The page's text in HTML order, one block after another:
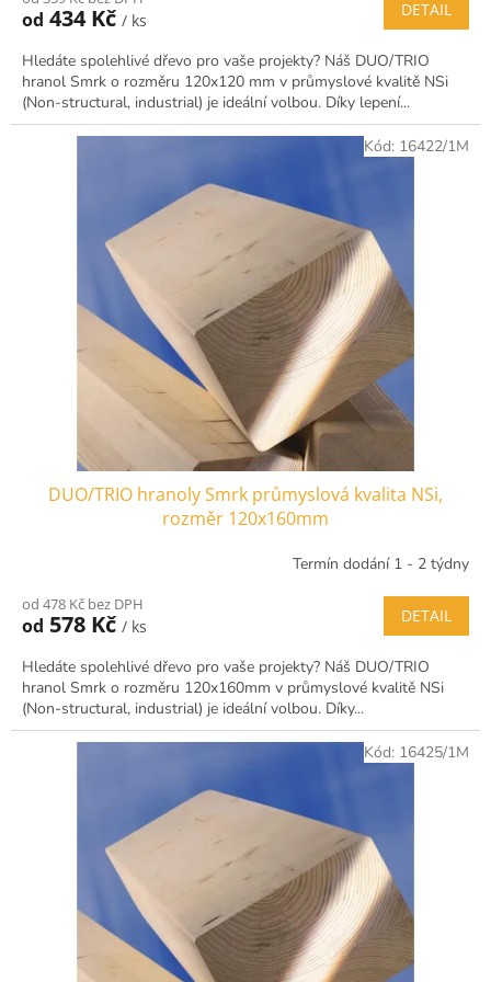
od 434 Kč / ks
DETAIL
Hledáte spolehlivé dřevo pro vaše projekty? Náš DUO/TRIO
hranol Smrk o rozměru 120x120 mm v průmyslové kvalitě NSi
(Non-structural, industrial) je ideální volbou. Díky lepení...
DUO/TRIO hranoly Smrk průmyslová kvalita NSi,
rozměr 120x160mm
Termín dodání 1 - 2 týdny
od 478 Kč bez DPH
od 578 Kč / ks
DETAIL
Hledáte spolehlivé dřevo pro vaše projekty? Náš DUO/TRIO
hranol Smrk o rozměru 120x160mm v průmyslové kvalitě NSi
(Non-structural, industrial) je ideální volbou. Díky...
Kód: 16422/1M
Kód: 16425/1M